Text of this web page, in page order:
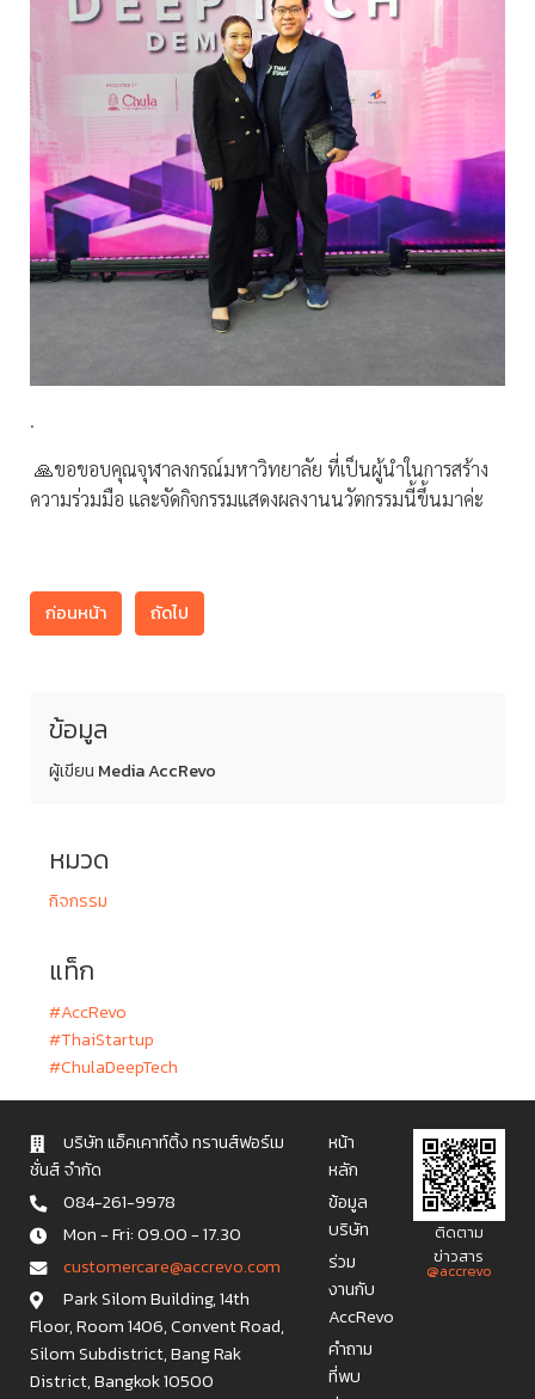
.
🙏ขอขอบคุณจุฬาลงกรณ์มหาวิทยาลัย ที่เป็นผู้นำในการสร้าง
ความร่วมมือ และจัดกิจกรรมแสดงผลงานนวัตกรรมนี้ขึ้นมาค่ะ
ก่อนหน้า ถัดไป
ข้อมูล
ผู้เขียน Media AccRevo
หมวด
กิจกรรม
แท็ก
#AccRevo
#ThaiStartup
#ChulaDeepTech
บริษัท แอ็คเคาท์ติ้ง ทรานส์ฟอร์เม
ชั่นส์ จำกัด
084-261-9978
Mon - Fri: 09.00 - 17.30
c u s t o m e r c a r e @ a c c r e v o . c o m
Park Silom Building, 14th
Floor, Room 1406, Convent Road,
Silom Subdistrict, Bang Rak
District, Bangkok 10500
หน้า
หลัก
ข้อมูล
บริษัท
ร่วม
งานกับ
AccRevo
คำถาม
ที่พบ
ติดตาม
ข่าวสาร
@accrevo